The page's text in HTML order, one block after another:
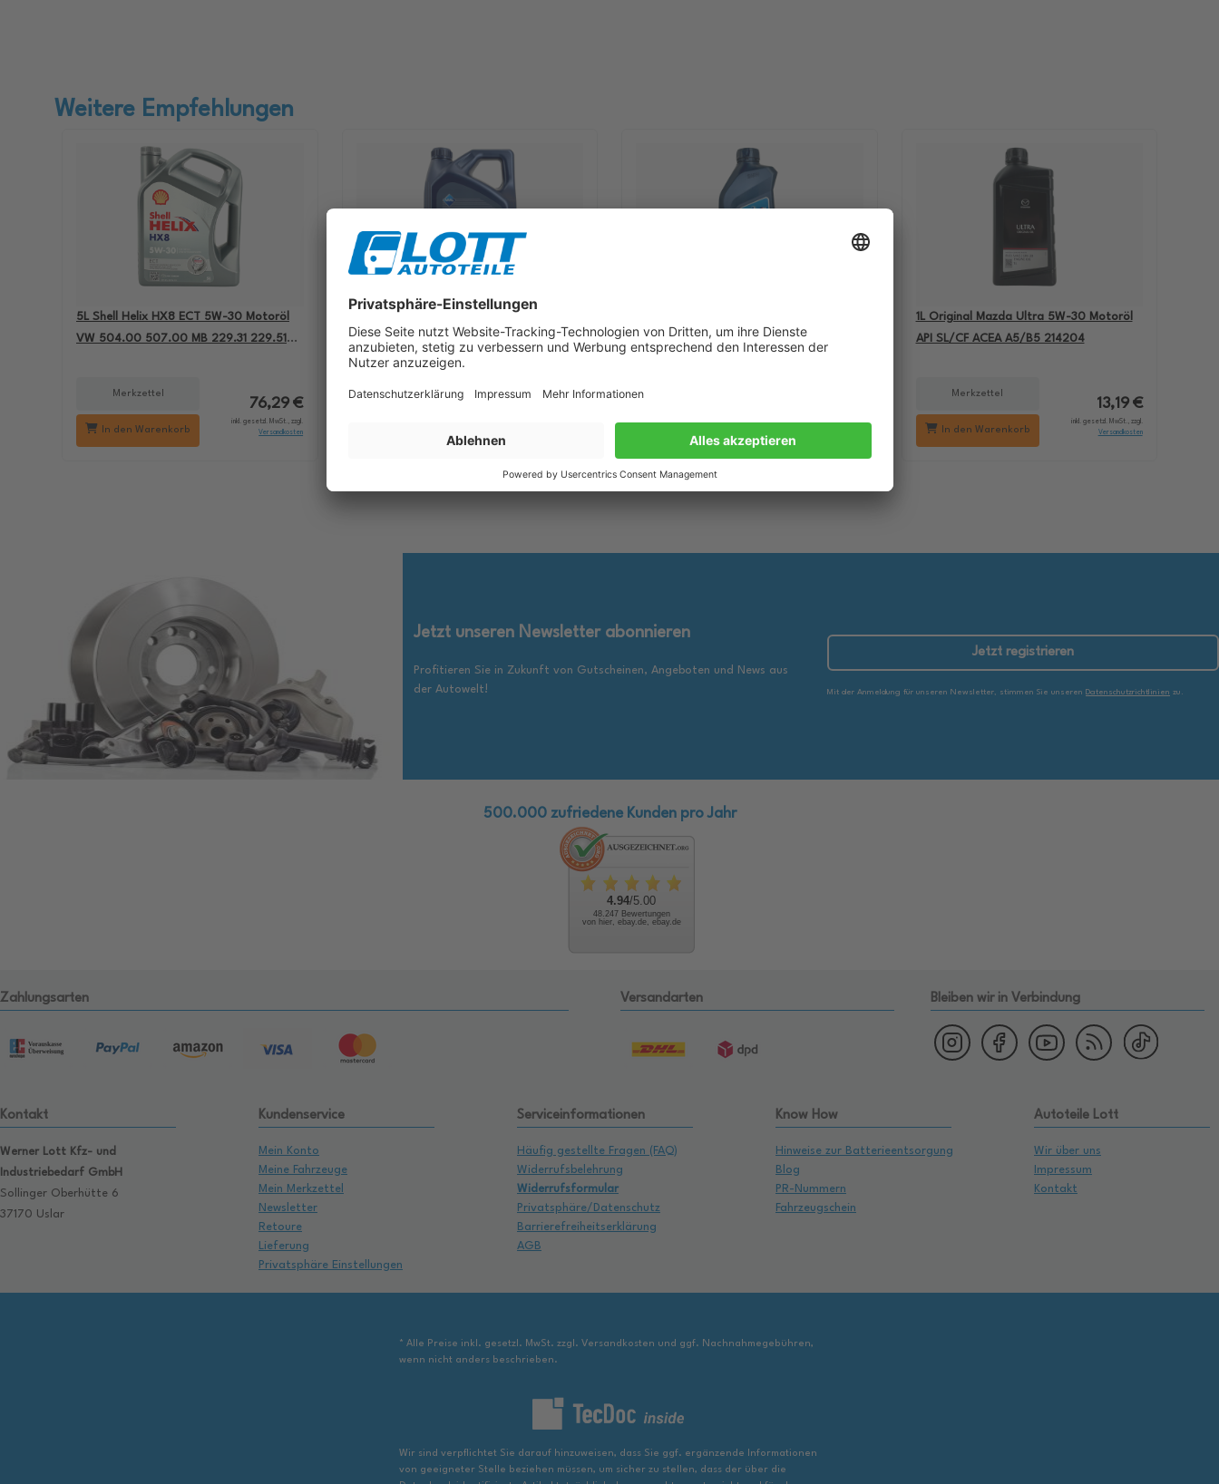
Weitere Empfehlungen
5L Shell Helix HX8 ECT 5W-30 Motoröl
VW 504.00 507.00 MB 229.31 229.51
Merkzettel
In den Warenkorb
76,29 €
inkl. gesetzl. MwSt., zzgl.
Versandkosten
passend für Fiat 9.55535 D2 VW 505.00
501.01 MB 229.3
Merkzettel
Motoröl passend für BMW M3 BMW M5
inkl. gesetzl. MwSt., zzgl.
1L Original Mazda Ultra 5W-30 Motoröl
API SL/CF ACEA A5/B5 214204
Merkzettel
In den Warenkorb
13,19 €
inkl. gesetzl. MwSt., zzgl.
Versandkosten
Jetzt unseren Newsletter abonnieren
Profitieren Sie in Zukunft von Gutscheinen, Angeboten und News aus
der Autowelt!
Jetzt registrieren
Mit der Anmeldung für unseren Newsletter, stimmen Sie unseren Datenschutzrichtlinien zu.
500.000 zufriedene Kunden pro Jahr
4.94/5.00
48.247 Bewertungen
von hier, ebay.de, ebay.de
Zahlungsarten Versandarten Bleiben wir in Verbindung
Kontakt
Werner Lott Kfz- und
Industriebedarf GmbH
Sollinger Oberhütte 6
37170 Uslar
Kundenservice
Mein Konto
Meine Fahrzeuge
Mein Merkzettel
Newsletter
Retoure
Lieferung
Privatsphäre Einstellungen
Serviceinformationen
Häufig gestellte Fragen (FAQ)
Widerrufsbelehrung
Widerrufsformular
Privatsphäre/Datenschutz
Barrierefreiheitserklärung
AGB
Know How
Hinweise zur Batterieentsorgung
Blog
PR-Nummern
Fahrzeugschein
Autoteile Lott
Wir über uns
Impressum
Kontakt
* Alle Preise inkl. gesetzl. MwSt. zzgl. Versandkosten und ggf. Nachnahmegebühren,
wenn nicht anders beschrieben.
Wir sind verpflichtet Sie darauf hinzuweisen, dass Sie ggf. ergänzende Informationen
von geeigneter Stelle beziehen müssen, um sicher zu stellen, dass der über die